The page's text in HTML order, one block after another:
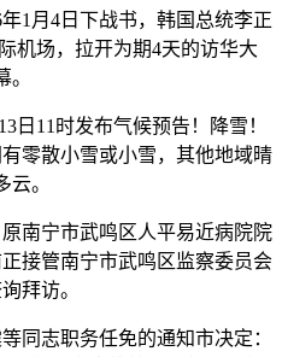
月4日下战书，韩国总统李正
机场，拉开为期4天的访华大
。
11时发布气候预告！降雪！
零散小雪或小雪，其他地域晴
云。
宁市武鸣区人平易近病院院
接管南宁市武鸣区监察委员会
拜访。
志职务任免的通知市决定：